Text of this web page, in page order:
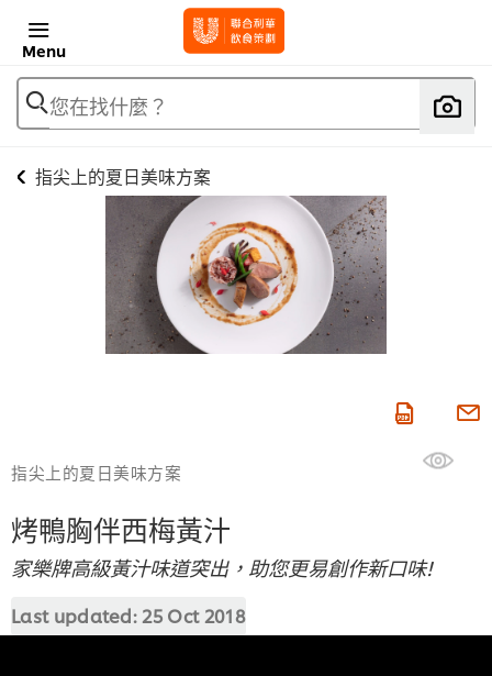
Menu
您在找什麼？
指尖上的夏日美味方案
指尖上的夏日美味方案
烤鴨胸伴西梅黃汁
家樂牌高級黃汁味道突出，助您更易創作新口味!
Last updated: 25 Oct 2018